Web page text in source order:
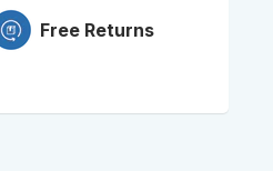
Free Returns